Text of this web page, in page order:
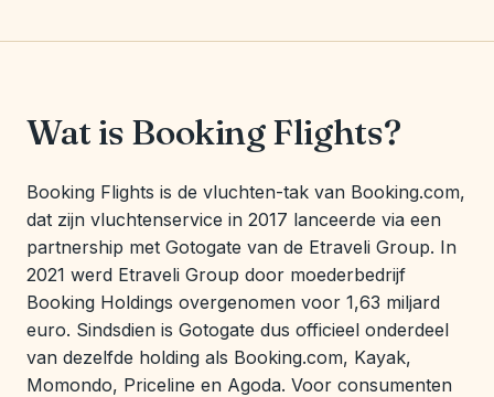
Wat is Booking Flights?
Booking Flights is de vluchten-tak van Booking.com,
dat zijn vluchtenservice in 2017 lanceerde via een
partnership met Gotogate van de Etraveli Group. In
2021 werd Etraveli Group door moederbedrijf
Booking Holdings overgenomen voor 1,63 miljard
euro. Sindsdien is Gotogate dus officieel onderdeel
van dezelfde holding als Booking.com, Kayak,
Momondo, Priceline en Agoda. Voor consumenten